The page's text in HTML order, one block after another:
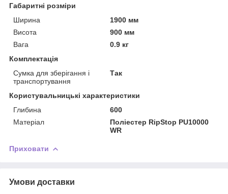
Габаритні розміри
Ширина
1900 мм
Висота
900 мм
Вага
0.9 кг
Комплектація
Сумка для зберігання і
транспортування
Так
Користувальницькі характеристики
Глибина
600
Матеріал
Поліестер RipStop PU10000
WR
Приховати
Умови доставки